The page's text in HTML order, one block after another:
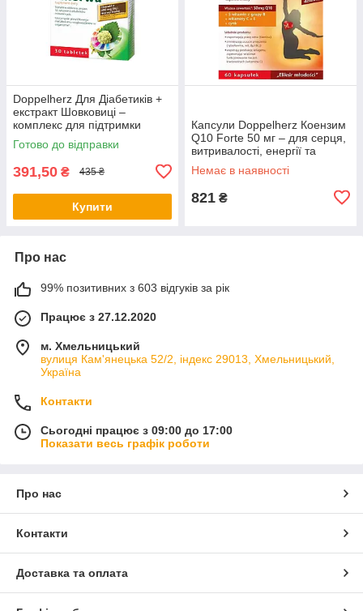
Doppelherz Для Діабетиків +
екстракт Шовковиці –
комплекс для підтримки
метаболізму, рівня цукру та
енергії (пошкоджена коробка)
Готово до відправки
391,50 ₴ 435 ₴
Купити
Капсули Doppelherz Коензим
Q10 Forte 50 мг – для серця,
витривалості, енергії та
здоров’я судин, комплекс
вітамінів групи B, 60 шт
Немає в наявності
821 ₴
Про нас
99% позитивних з 603 відгуків за рік
Працює з 27.12.2020
м. Хмельницький
вулиця Кам'янецька 52/2, індекс 29013, Хмельницький,
Україна
Контакти
Сьогодні працює з 09:00 до 17:00
Показати весь графік роботи
Про нас
Контакти
Доставка та оплата